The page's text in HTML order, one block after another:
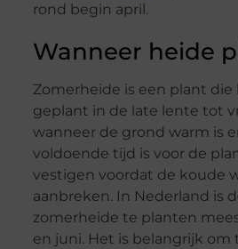
rond begin april.
Wanneer heide
Zomerheide is een plant
geplant in de late lente tot
wanneer de grond warm is
voldoende tijd is voor de
vestigen voordat de koude
aanbreken. In Nederland is
zomerheide te planten
en juni. Het is belangrijk